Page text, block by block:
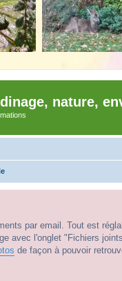
nature,
par email. Tout est
avec l'onglet "Fichiers
de façon à pouvoir